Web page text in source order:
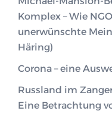
Komplex – Wie
unerwünschte
Häring)
Corona – eine
Russland im
Eine Betrachtung